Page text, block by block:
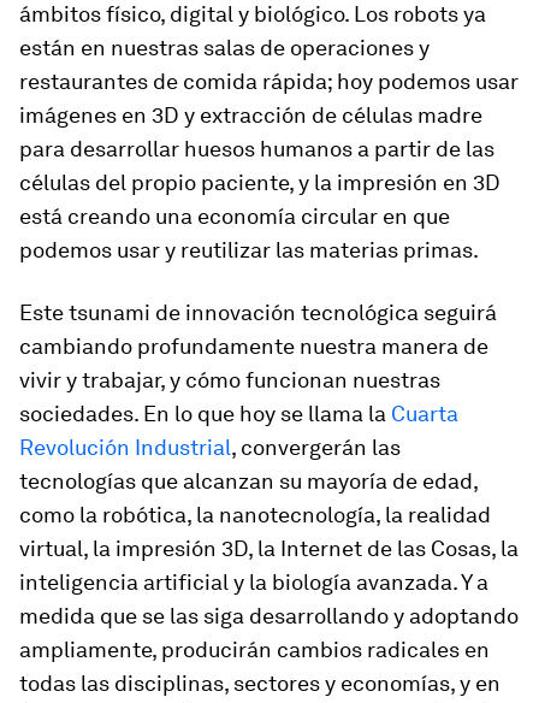
ámbitos físico, digital y biológico. Los robots ya
están en nuestras salas de operaciones y
restaurantes de comida rápida; hoy podemos usar
imágenes en 3D y extracción de células madre
para desarrollar huesos humanos a partir de las
células del propio paciente, y la impresión en 3D
está creando una economía circular en que
podemos usar y reutilizar las materias primas.
Este tsunami de innovación tecnológica seguirá
cambiando profundamente nuestra manera de
vivir y trabajar, y cómo funcionan nuestras
sociedades. En lo que hoy se llama la Cuarta
Revolución Industrial, convergerán las
tecnologías que alcanzan su mayoría de edad,
como la robótica, la nanotecnología, la realidad
virtual, la impresión 3D, la Internet de las Cosas, la
inteligencia artificial y la biología avanzada. Y a
medida que se las siga desarrollando y adoptando
ampliamente, producirán cambios radicales en
todas las disciplinas, sectores y economías, y en